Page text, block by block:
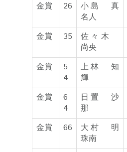
金賞 26
小島 真
名人
金賞 35
佐々木
尚央
金賞
5
4
上林 知
輝
金賞
6
4
日置 沙
那
金賞 66
大村 明
珠南